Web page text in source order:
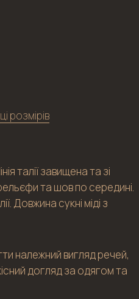
розмірів
талії завищена та зі
та шов по середині.
Довжина сукні міді з
належний вигляд речей,
догляд за одягом та